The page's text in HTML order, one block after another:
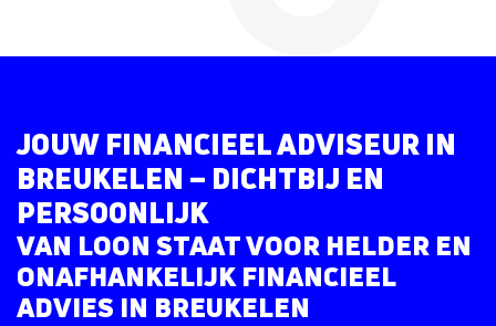
JOUW FINANCIEEL ADVISEUR IN
BREUKELEN – DICHTBIJ EN
PERSOONLIJK
VAN LOON STAAT VOOR HELDER EN
ONAFHANKELIJK FINANCIEEL
ADVIES IN BREUKELEN